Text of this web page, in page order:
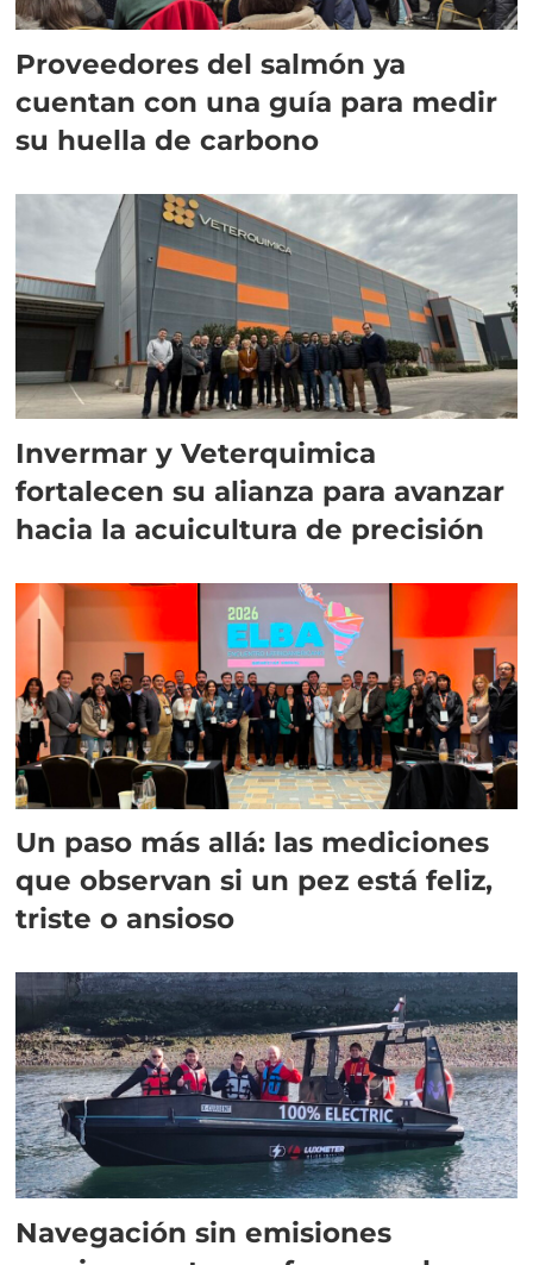
Proveedores del salmón ya
cuentan con una guía para medir
su huella de carbono
Invermar y Veterquimica
fortalecen su alianza para avanzar
hacia la acuicultura de precisión
Un paso más allá: las mediciones
que observan si un pez está feliz,
triste o ansioso
Navegación sin emisiones